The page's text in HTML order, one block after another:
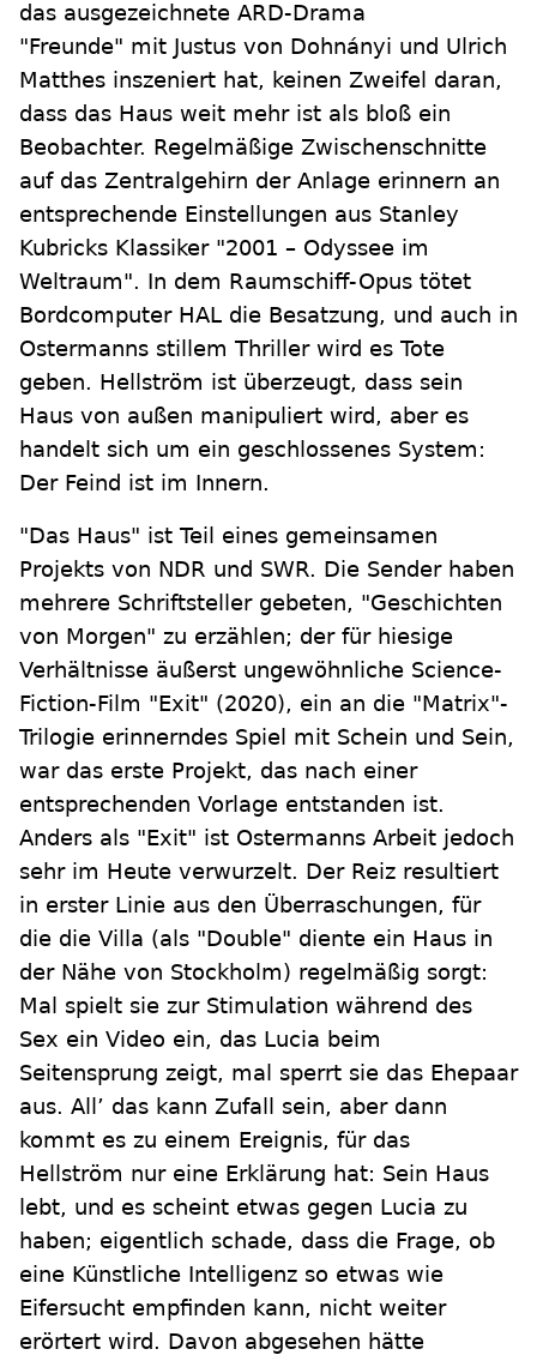
das ausgezeichnete ARD-Drama
"Freunde" mit Justus von Dohnányi und Ulrich
Matthes inszeniert hat, keinen Zweifel daran,
dass das Haus weit mehr ist als bloß ein
Beobachter. Regelmäßige Zwischenschnitte
auf das Zentralgehirn der Anlage erinnern an
entsprechende Einstellungen aus Stanley
Kubricks Klassiker "2001 – Odyssee im
Weltraum". In dem Raumschiff-Opus tötet
Bordcomputer HAL die Besatzung, und auch in
Ostermanns stillem Thriller wird es Tote
geben. Hellström ist überzeugt, dass sein
Haus von außen manipuliert wird, aber es
handelt sich um ein geschlossenes System:
Der Feind ist im Innern.
"Das Haus" ist Teil eines gemeinsamen
Projekts von NDR und SWR. Die Sender haben
mehrere Schriftsteller gebeten, "Geschichten
von Morgen" zu erzählen; der für hiesige
Verhältnisse äußerst ungewöhnliche Science-
Fiction-Film "Exit" (2020), ein an die "Matrix"-
Trilogie erinnerndes Spiel mit Schein und Sein,
war das erste Projekt, das nach einer
entsprechenden Vorlage entstanden ist.
Anders als "Exit" ist Ostermanns Arbeit jedoch
sehr im Heute verwurzelt. Der Reiz resultiert
in erster Linie aus den Überraschungen, für
die die Villa (als "Double" diente ein Haus in
der Nähe von Stockholm) regelmäßig sorgt:
Mal spielt sie zur Stimulation während des
Sex ein Video ein, das Lucia beim
Seitensprung zeigt, mal sperrt sie das Ehepaar
aus. All’ das kann Zufall sein, aber dann
kommt es zu einem Ereignis, für das
Hellström nur eine Erklärung hat: Sein Haus
lebt, und es scheint etwas gegen Lucia zu
haben; eigentlich schade, dass die Frage, ob
eine Künstliche Intelligenz so etwas wie
Eifersucht empfinden kann, nicht weiter
erörtert wird. Davon abgesehen hätte